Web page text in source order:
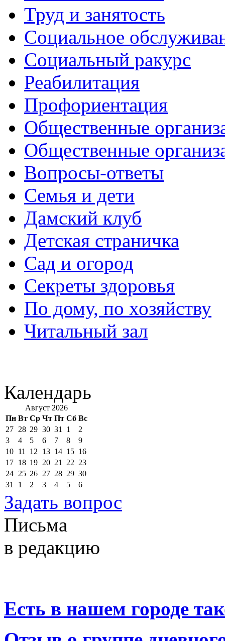
Труд и занятость
Социальное
Социальный ракурс
Реабилитация
Профориентация
Общественные
Общественные
Вопросы-ответы
Семья и дети
Дамский клуб
Детская страничка
Сад и огород
Секреты здоровья
По дому, по хозяйству
Читальный зал
Календарь
Август 2026
Пн Вт Ср Чт Пт Сб Вс
27 28 29 30 31 1
2
3
4 5 6 7 8
9
10 11 12 13 14 15 16
17 18 19 20 21 22 23
24 25 26 27 28 29 30
31
1 2 3 4 5 6
Задать вопрос
Письма
в редакцию
Есть в нашем городе